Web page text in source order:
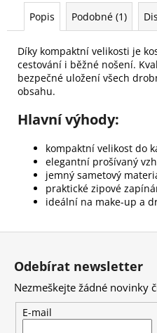
Popis Podobné (1)
Díky kompaktní velikosti je
cestování i běžné nošení.
bezpečné uložení všech
obsahu.
Hlavní výhody:
kompaktní velikost do
elegantní prošívaný
jemný sametový
praktické zipové
ideální na make-up a
NA
NEHTY
Z
PAPÍRU,
OVÁLNÝ
49
Kč
Z
Odebírat newsletter
Nezmeškejte žádné novinky
E-mail